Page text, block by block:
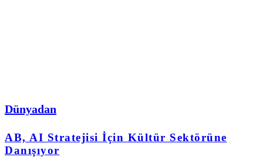
Dünyadan
AB, AI Stratejisi İçin Kültür Sektörüne
Danışıyor